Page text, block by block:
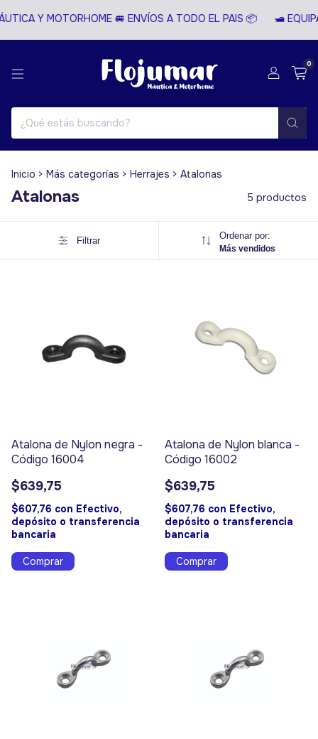
Y MOTORHOME 🚐 ENVÍOS A TODO EL PAIS 📦 🛥️
0
Inicio > Más categorías > Herrajes > Atalonas
Atalonas 5 productos
Filtrar Ordenar por:
Más vendidos
Atalona de Nylon negra -
Código 16004
$639,75
$607,76 con Efectivo,
depósito o transferencia
bancaria
Atalona de Nylon blanca -
Código 16002
$639,75
$607,76 con Efectivo,
depósito o transferencia
bancaria